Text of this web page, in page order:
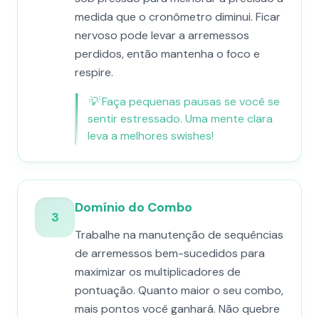
medida que o cronômetro diminui. Ficar
nervoso pode levar a arremessos
perdidos, então mantenha o foco e
respire.
💡Faça pequenas pausas se você se
sentir estressado. Uma mente clara
leva a melhores swishes!
3
Domínio do Combo
Trabalhe na manutenção de sequências
de arremessos bem-sucedidos para
maximizar os multiplicadores de
pontuação. Quanto maior o seu combo,
mais pontos você ganhará. Não quebre